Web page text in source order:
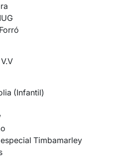
(Infantil)
Timbamarley